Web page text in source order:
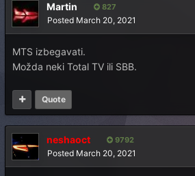
Martin 827
Posted March 20, 2021
MTS izbegavati.
Možda neki Total TV ili SBB.
Quote
neshaoct 9792
Posted March 20, 2021